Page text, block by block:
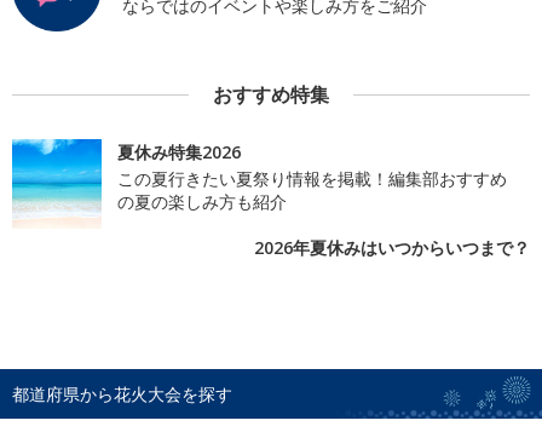
ならではのイベントや楽しみ方をご紹介
おすすめ特集
夏休み特集2026
この夏行きたい夏祭り情報を掲載！編集部おすすめ
の夏の楽しみ方も紹介
2026年夏休みはいつからいつまで？
都道府県から花火大会を探す